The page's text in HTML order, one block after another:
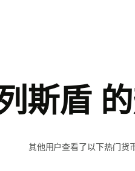
斯盾
其他用户查看了以下热门货